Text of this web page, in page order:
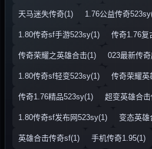
天马迷失传奇(1) 1.76公益传奇
1.80传奇sf手游523sy(1) 传奇1.76复
传奇荣耀之英雄合击(1) 023最新传
1.80传奇sf轻变523sy(1) 传奇荣耀英
传奇1.76精品523sy(1) 超变英雄合
1.80传奇sf发布网523sy(1) 变态英雄
英雄合击传奇sf(1) 手机传奇1.95(1)